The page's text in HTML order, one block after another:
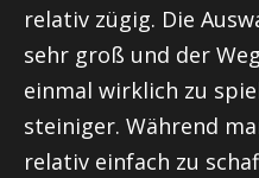
relativ zügig. Die
sehr groß und der
einmal wirklich zu
steiniger. Während
relativ einfach zu